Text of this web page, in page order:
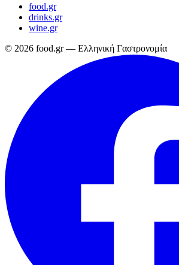
food.gr
drinks.gr
wine.gr
© 2026 food.gr — Ελληνική Γαστρονομία